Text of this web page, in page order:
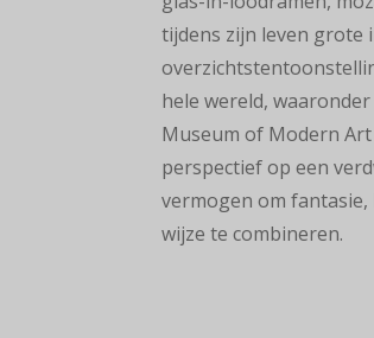
tijdens zijn leven grote
hele wereld,
Museum of Modern Art
perspectief op een
vermogen om
wijze te combineren.